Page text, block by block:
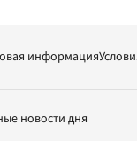
информация
новости дня